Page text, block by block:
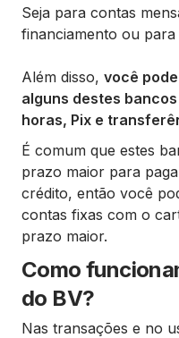
Seja para contas
financiamento ou para
Além disso, você
alguns destes
horas, Pix e
É comum que estes
prazo maior para
crédito, então você
contas fixas com o
prazo maior.
Como
do BV?
Nas transações e no